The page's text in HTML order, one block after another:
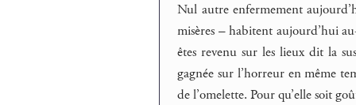
Nul autre enfermement
misères – habitent aujourd’hui
êtes revenu sur les lieux dit la
gagnée sur l’horreur en même
de l’omelette. Pour qu’elle soit